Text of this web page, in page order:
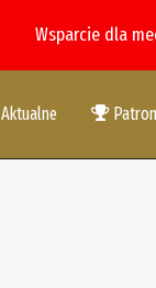
Wsparcie dla
Aktualne